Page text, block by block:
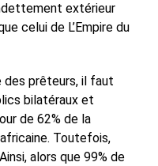
extérieur
celui de L’Empire du
des prêteurs, il faut
bilatéraux et
de 62% de la
Toutefois,
alors que 99% de